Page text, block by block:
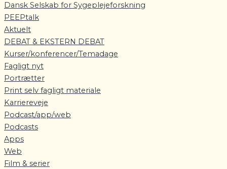
Dansk Selskab for Sygeplejeforskning
PEEPtalk
Aktuelt
DEBAT & EKSTERN DEBAT
Kurser/konferencer/Temadage
Fagligt nyt
Portrætter
Print selv fagligt materiale
Karriereveje
Podcast/app/web
Podcasts
Apps
Web
Film & serier